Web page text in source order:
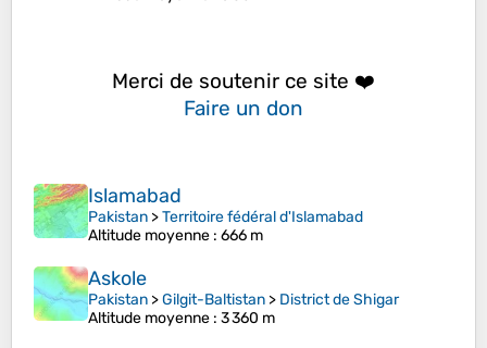
Merci de soutenir ce site ❤️
Faire un don
Islamabad
Pakistan >Territoire fédéral d'Islamabad
Altitude moyenne : 666 m
Askole
Pakistan >Gilgit-Baltistan > District de Shigar
Altitude moyenne : 3 360 m